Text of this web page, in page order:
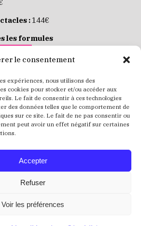
le consentement
expériences, nous utilisons des
cookies pour stocker et/ou accéder aux
Le fait de consentir à ces technologies
des données telles que le comportement de
sur ce site. Le fait de ne pas consentir ou
peut avoir un effet négatif sur certaines
Accepter
Refuser
Voir les préférences
: 144€
les formules
LIGNE
:de 8 à 35€
JE RÉSERVE MES PLACES